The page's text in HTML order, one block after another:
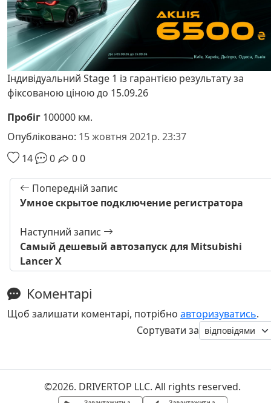
Індивідуальний Stage 1 із гарантією результату за
фіксованою ціною до 15.09.26
Пробіг 100000 км.
Опубліковано: 15 жовтня 2021р. 23:37
14
0 00
Попередній запис
Умное скрытое подключение регистратора
Наступний запис
Самый дешевый автозапуск для Mitsubishi
Lancer X
Коментарі
Щоб залишати коментарі, потрібно авторизуватись.
Сортувати за
©2026. DRIVERTOP LLC. All rights reserved.